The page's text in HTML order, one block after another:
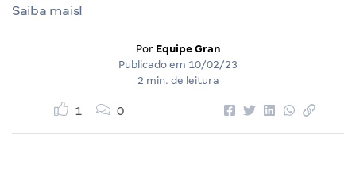
Saiba mais!
Por Equipe Gran
Publicado em 10/02/23
2 min. de leitura
1 0